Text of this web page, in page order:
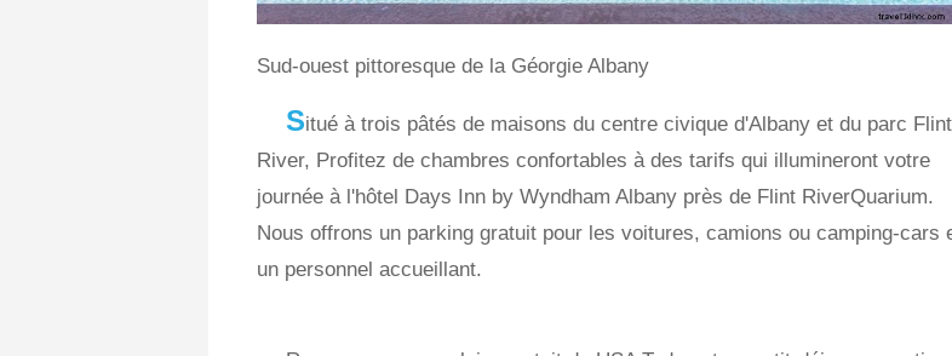
Sud-ouest pittoresque de la Géorgie Albany
Situé à trois pâtés de maisons du centre civique d'Albany et du parc Flint
River, Profitez de chambres confortables à des tarifs qui illumineront votre
journée à l'hôtel Days Inn by Wyndham Albany près de Flint RiverQuarium.
Nous offrons un parking gratuit pour les voitures, camions ou camping-cars
un personnel accueillant.